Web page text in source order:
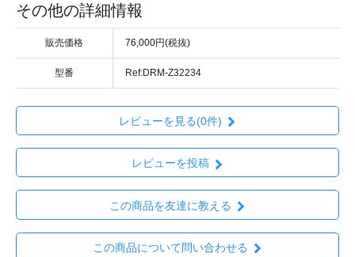
その他の詳細情報
販売価格 76,000円(税抜)
型番 Ref:DRM-Z32234
レビューを見る(0件)
レビューを投稿
この商品を友達に教える
この商品について問い合わせる